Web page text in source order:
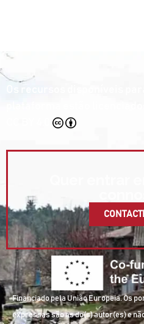
Os recursos disponíveis
Quer entrar
Financiado pela União Europeia. Os
expressas são as do(s) autor(es) e